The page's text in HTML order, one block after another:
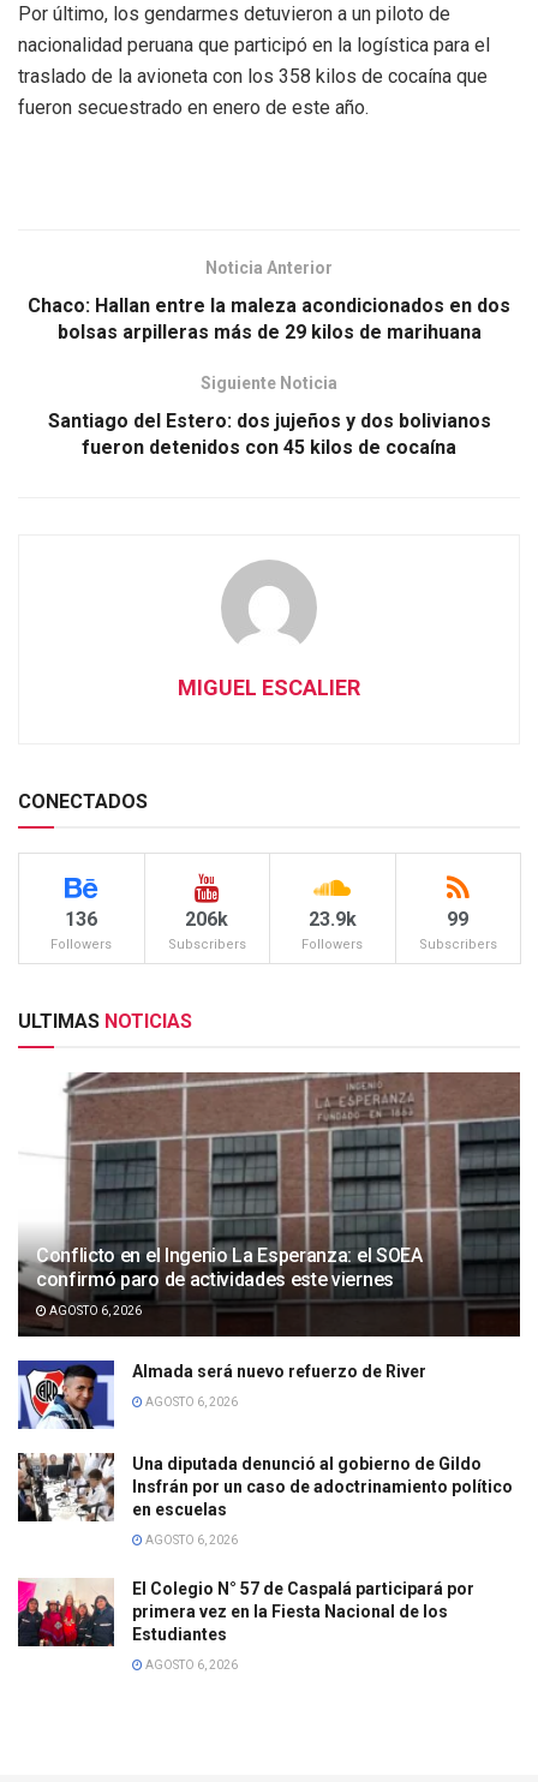
Por último, los gendarmes detuvieron a un piloto de
nacionalidad peruana que participó en la logística para el
traslado de la avioneta con los 358 kilos de cocaína que
fueron secuestrado en enero de este año.
Noticia Anterior
Chaco: Hallan entre la maleza acondicionados en dos
bolsas arpilleras más de 29 kilos de marihuana
Siguiente Noticia
Santiago del Estero: dos jujeños y dos bolivianos
fueron detenidos con 45 kilos de cocaína
MIGUEL ESCALIER
CONECTADOS
136
Followers
206k
Subscribers
23.9k
Followers
99
Subscribers
ULTIMAS NOTICIAS
Conflicto en el Ingenio La Esperanza: el SOEA
confirmó paro de actividades este viernes
AGOSTO 6, 2026
Almada será nuevo refuerzo de River
AGOSTO 6, 2026
Una diputada denunció al gobierno de Gildo
Insfrán por un caso de adoctrinamiento político
en escuelas
AGOSTO 6, 2026
El Colegio N° 57 de Caspalá participará por
primera vez en la Fiesta Nacional de los
Estudiantes
AGOSTO 6, 2026